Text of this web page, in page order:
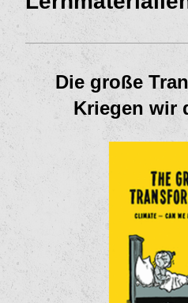
Die große
Kriegen wir